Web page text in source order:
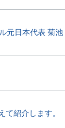
元日本代表 菊池
紹介します。